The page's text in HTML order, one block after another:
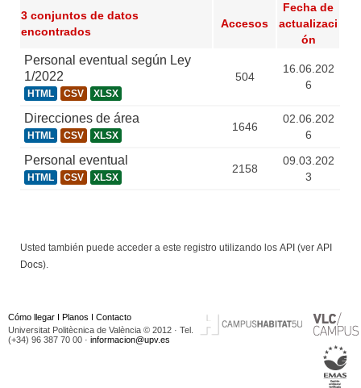
3 conjuntos de datos
encontrados
Accesos
Fecha de
actualizaci
ón
Personal eventual según Ley
1/2022
HTML CSV XLSX
504
16.06.202
6
Direcciones de área
HTML CSV XLSX
1646
02.06.202
6
Personal eventual
HTML CSV XLSX
2158
09.03.202
3
Usted también puede acceder a este registro utilizando los API (ver API
Docs).
Cómo llegar I Planos I Contacto
Universitat Politècnica de València © 2012 · Tel.
(+34) 96 387 70 00 · informacion@upv.es